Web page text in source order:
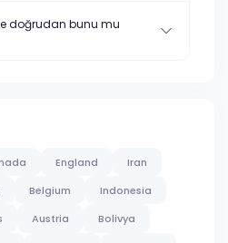
doğrudan bunu mu
England
Iran
Belgium
Indonesia
Austria
Bolivya